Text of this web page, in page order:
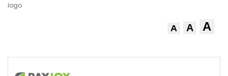
logo
A A A